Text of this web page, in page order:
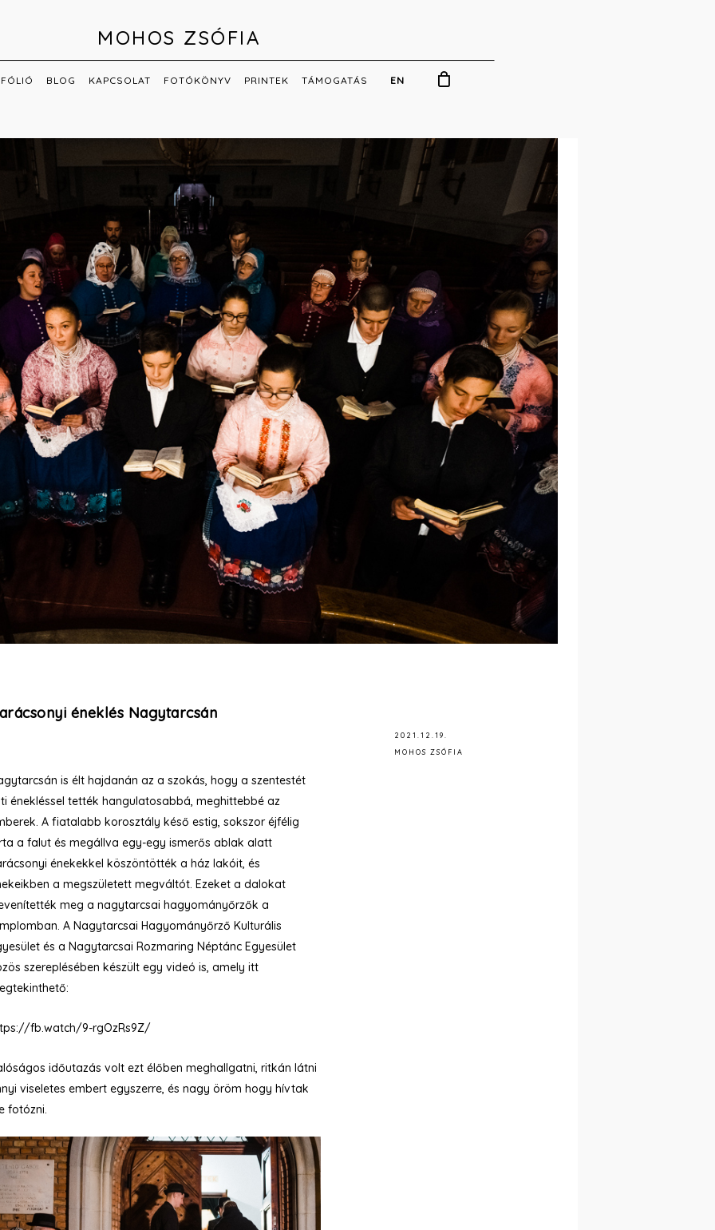
MOHOS ZSÓFIA
BLOG KAPCSOLAT FOTÓKÖNYV PRINTEK TÁMOGATÁS EN
éneklés Nagytarcsán
is élt hajdanán az a szokás, hogy a szentestét
énekléssel tették hangulatosabbá, meghittebbé az
A fiatalabb korosztály késő estig, sokszor éjfélig
a falut és megállva egy-egy ismerős ablak alatt
énekekkel köszöntötték a ház lakóit, és
a megszületett megváltót. Ezeket a dalokat
meg a nagytarcsai hagyományőrzők a
A Nagytarcsai Hagyományőrző Kulturális
és a Nagytarcsai Rozmaring Néptánc Egyesület
szereplésében készült egy videó is, amely itt
fb.watch/9-rgOzRs9Z/
időutazás volt ezt élőben meghallgatni, ritkán látni
viseletes embert egyszerre, és nagy öröm hogy hívtak
fotózni.
2021.12.19.
MOHOS ZSÓFIA